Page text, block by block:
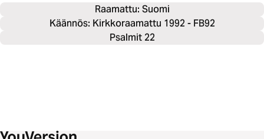
Raamattu: Suomi
Käännös: Kirkkoraamattu 1992 - FB92
Psalmit 22